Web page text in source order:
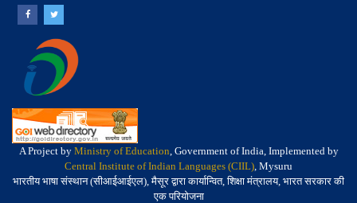
A Project by Ministry of Education, Government of India, Implemented by
Central Institute of Indian Languages (CIIL), Mysuru
भारतीय भाषा संस्थान (सीआईआईएल), मैसूर द्वारा कार्यान्वित, शिक्षा मंत्रालय, भारत सरकार की
एक परियोजना